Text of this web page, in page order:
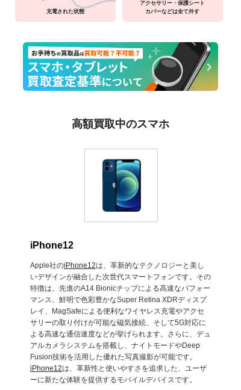
充電された状態
アクセサリー・保護シート
カバーなどは全て外す
高額買取中のスマホ
iPhone12
Apple社のiPhone12は、革新的なテクノロジーと美し
いデザインが融合した次世代スマートフォンです。その
特徴は、先進のA14 Bionicチップによる高速なパフォー
マンス、鮮明で色彩豊かなSuper Retina XDRディスプ
レイ、MagSafeによる便利なワイヤレス充電やアクセ
サリーの取り付けが可能な磁気接続、そして5G対応に
よる高速な通信速度などが挙げられます。さらに、デュ
アルカメラシステムを搭載し、ナイトモードやDeep
Fusion技術を活用した優れた写真撮影が可能です。
iPhone12は、革新性と使いやすさを追求した、ユーザ
ーに新たな体験を提供するモバイルデバイスです。